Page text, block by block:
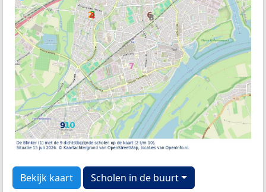
Bekijk kaart Scholen in de buurt